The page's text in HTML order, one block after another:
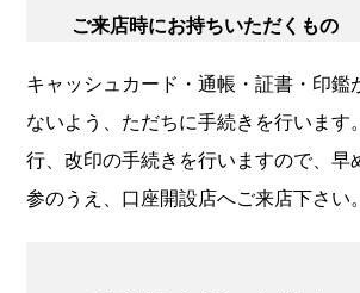
ご来店時にお持ちいただくもの
キャッシュカード・通帳・証書・印鑑
ないよう、ただちに手続きを行います
行、改印の手続きを行いますので、早
参のうえ、口座開設店へご来店下さい。